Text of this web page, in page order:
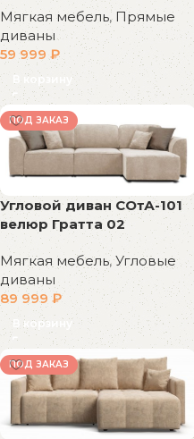
Мягкая мебель, Прямые
диваны
59 999 ₽
В корзину
ПОД ЗАКАЗ
Угловой диван СОтА-101
велюр Гратта 02
Мягкая мебель,Угловые
диваны
89 999₽
В корзину
ПОД ЗАКАЗ